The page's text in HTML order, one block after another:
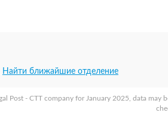
Post - CTT company for January 2025, data may
Найти ближайшие отделение